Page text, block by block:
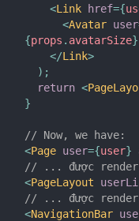
<Link href={
<Avatar user
{props . avatarSize}
</Link>
) ;
return <
}
// Now, we have:
<Page user={user}
// ... được
<PageLayout
// ... được
<NavigationBar